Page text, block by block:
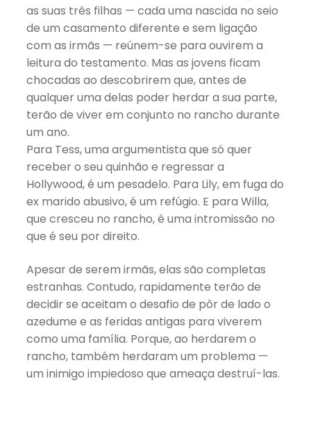
as suas três filhas — cada uma nascida no seio
de um casamento diferente e sem ligação
com as irmãs — reúnem-se para ouvirem a
leitura do testamento. Mas as jovens ficam
chocadas ao descobrirem que, antes de
qualquer uma delas poder herdar a sua parte,
terão de viver em conjunto no rancho durante
um ano.
Para Tess, uma argumentista que só quer
receber o seu quinhão e regressar a
Hollywood, é um pesadelo. Para Lily, em fuga do
ex marido abusivo, é um refúgio. E para Willa,
que cresceu no rancho, é uma intromissão no
que é seu por direito.
Apesar de serem irmãs, elas são completas
estranhas. Contudo, rapidamente terão de
decidir se aceitam o desafio de pôr de lado o
azedume e as feridas antigas para viverem
como uma família. Porque, ao herdarem o
rancho, também herdaram um problema —
um inimigo impiedoso que ameaça destruí-las.